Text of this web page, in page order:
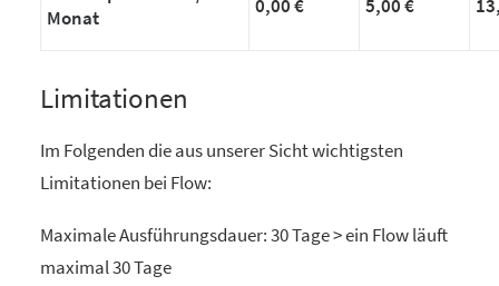
Monat
0,00 € 5,00 €
Limitationen
Im Folgenden die aus unserer Sicht wichtigsten
Limitationen bei Flow:
Maximale Ausführungsdauer: 30 Tage > ein Flow läuft
maximal 30 Tage